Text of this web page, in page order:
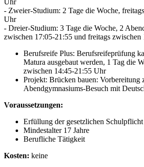
- Zweier-Studium: 2 Tage die Woche,
Uhr
- Dreier-Studium: 3 Tage die Woche, 2
zwischen 17:05-21:55 und freitags
Berufsreife Plus: Berufsreifeprüfung
Matura ausgebaut werden, 1 Tag die
zwischen 14:45-21:55 Uhr
Projekt: Brücken bauen: Vorbereitung
Abendgymnasiums-Besuch mit
Voraussetzungen:
Erfüllung der gesetzlichen Schulpflicht
Mindestalter 17 Jahre
Berufliche Tätigkeit
Kosten: keine